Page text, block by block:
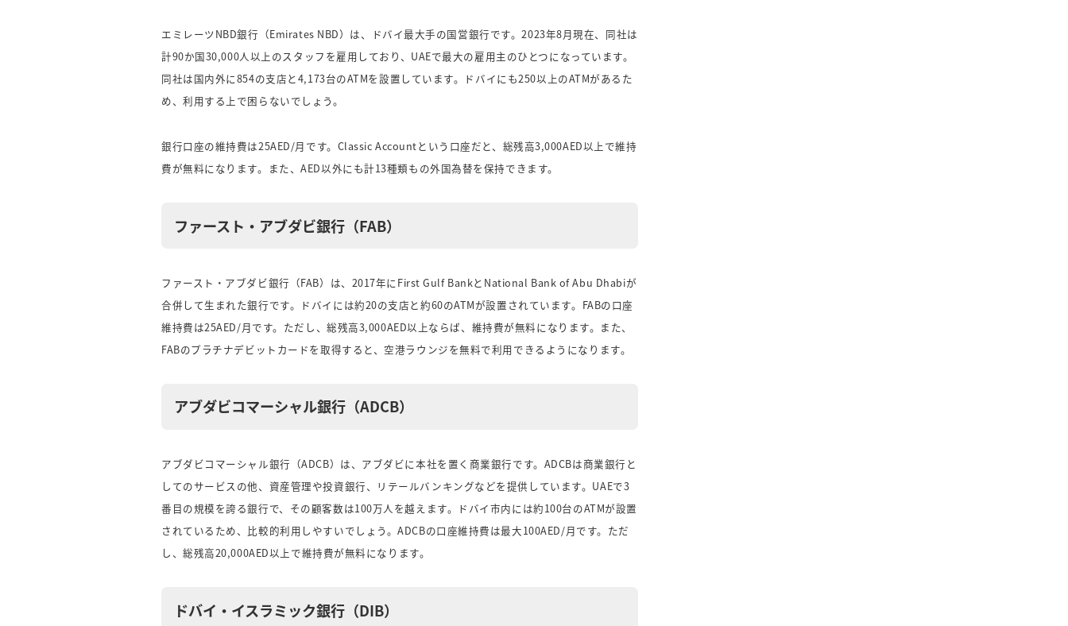
エミレーツNBD銀行（Emirates NBD）は、ドバイ最大手の国営銀行です。2023年8月現在、同社は
計90か国30,000人以上のスタッフを雇用しており、UAEで最大の雇用主のひとつになっています。
同社は国内外に854の支店と4,173台のATMを設置しています。ドバイにも250以上のATMがあるた
め、利用する上で困らないでしょう。
銀行口座の維持費は25AED/月です。Classic Accountという口座だと、総残高3,000AED以上で維持
費が無料になります。また、AED以外にも計13種類もの外国為替を保持できます。
ファースト・アブダビ銀行（FAB）
ファースト・アブダビ銀行（FAB）は、2017年にFirst Gulf BankとNational Bank of Abu Dhabiが
合併して生まれた銀行です。ドバイには約20の支店と約60のATMが設置されています。FABの口座
維持費は25AED/月です。ただし、総残高3,000AED以上ならば、維持費が無料になります。また、
FABのプラチナデビットカードを取得すると、空港ラウンジを無料で利用できるようになります。
アブダビコマーシャル銀行（ADCB）
アブダビコマーシャル銀行（ADCB）は、アブダビに本社を置く商業銀行です。ADCBは商業銀行と
してのサービスの他、資産管理や投資銀行、リテールバンキングなどを提供しています。UAEで3
番目の規模を誇る銀行で、その顧客数は100万人を越えます。ドバイ市内には約100台のATMが設置
されているため、比較的利用しやすいでしょう。ADCBの口座維持費は最大100AED/月です。ただ
し、総残高20,000AED以上で維持費が無料になります。
ドバイ・イスラミック銀行（DIB）